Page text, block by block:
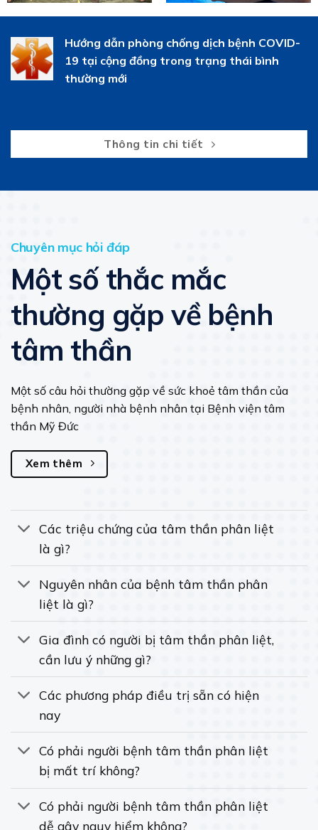
Hướng dẫn phòng chống dịch bệnh COVID-
19 tại cộng đồng trong trạng thái bình
thường mới
Thông tin chi tiết
Chuyên mục hỏi đáp
Một số thắc mắc
thường gặp về bệnh
tâm thần
Một số câu hỏi thường gặp về sức khoẻ tâm thần của
bệnh nhân, người nhà bệnh nhân tại Bệnh viện tâm
thần Mỹ Đức
Xem thêm
Các triệu chứng của tâm thần phân liệt
là gì?
Nguyên nhân của bệnh tâm thần phân
liệt là gì?
Gia đình có người bị tâm thần phân liệt,
cần lưu ý những gì?
Các phương pháp điều trị sẵn có hiện
nay
Có phải người bệnh tâm thần phân liệt
bị mất trí không?
Có phải người bệnh tâm thần phân liệt
dễ gây nguy hiểm không?